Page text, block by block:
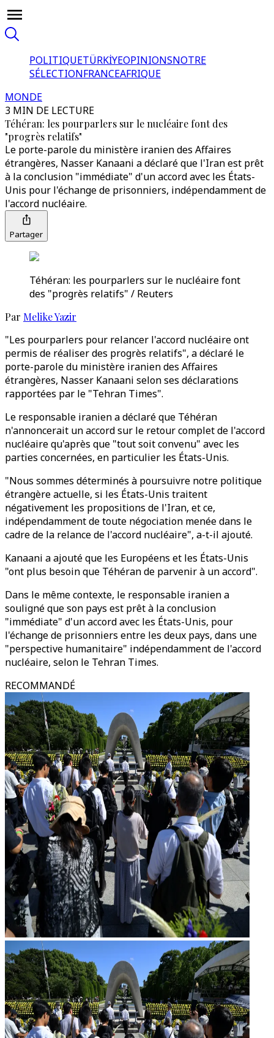
POLITIQUETÜRKİYEOPINIONSNOTRE
SÉLECTIONFRANCEAFRIQUE
MONDE
3 MIN DE LECTURE
Téhéran: les pourparlers sur le nucléaire font des
"progrès relatifs"
Le porte-parole du ministère iranien des Affaires
étrangères, Nasser Kanaani a déclaré que l'Iran est prêt
à la conclusion "immédiate" d'un accord avec les États-
Unis pour l'échange de prisonniers, indépendamment de
l'accord nucléaire.
Partager
Téhéran: les pourparlers sur le nucléaire font
des "progrès relatifs" / Reuters
Par Melike Yazir
"Les pourparlers pour relancer l'accord nucléaire ont
permis de réaliser des progrès relatifs", a déclaré le
porte-parole du ministère iranien des Affaires
étrangères, Nasser Kanaani selon ses déclarations
rapportées par le "Tehran Times".
Le responsable iranien a déclaré que Téhéran
n'annoncerait un accord sur le retour complet de l'accord
nucléaire qu'après que "tout soit convenu" avec les
parties concernées, en particulier les États-Unis.
"Nous sommes déterminés à poursuivre notre politique
étrangère actuelle, si les États-Unis traitent
négativement les propositions de l'Iran, et ce,
indépendamment de toute négociation menée dans le
cadre de la relance de l'accord nucléaire", a-t-il ajouté.
Kanaani a ajouté que les Européens et les États-Unis
"ont plus besoin que Téhéran de parvenir à un accord".
Dans le même contexte, le responsable iranien a
souligné que son pays est prêt à la conclusion
"immédiate" d'un accord avec les États-Unis, pour
l'échange de prisonniers entre les deux pays, dans une
"perspective humanitaire" indépendamment de l'accord
nucléaire, selon le Tehran Times.
RECOMMANDÉ